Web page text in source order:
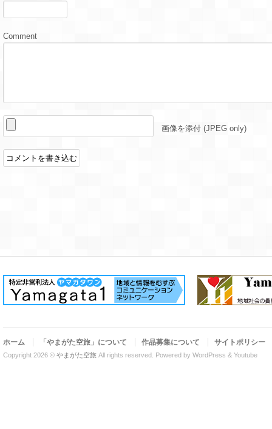
Comment
画像を添付 (JPEG only)
ホーム 「やまがた空旅」について 作品募集について サイトポリシー
Copyright 2026 © やまがた空旅 All rights reserved. Powered by WordPress & Youtube